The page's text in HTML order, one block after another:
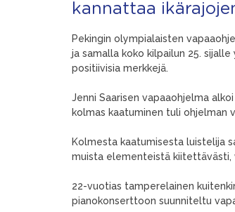
kannattaa
Pekingin olympialaisten
ja samalla koko kilpailun 25.
positiivisia merkkejä.
Jenni Saarisen vapaaohjelma
kolmas kaatuminen tuli ohjelman
Kolmesta kaatumisesta luistelija
muista elementeistä kiitettävästi,
22-vuotias tamperelainen
pianokonserttoon suunniteltu